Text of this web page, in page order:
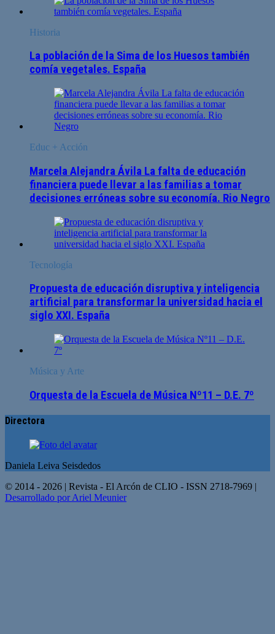
Historia
La población de la Sima de los Huesos también
comía vegetales. España
Educ + Acción
Marcela Alejandra Ávila La falta de educación
financiera puede llevar a las familias a tomar
decisiones erróneas sobre su economía. Rio Negro
Tecnología
Propuesta de educación disruptiva y inteligencia
artificial para transformar la universidad hacia el
siglo XXI. España
Música y Arte
Orquesta de la Escuela de Música Nº11 – D.E. 7º
Directora
Daniela Leiva Seisdedos
© 2014 - 2026 | Revista - El Arcón de CLIO - ISSN 2718-7969 |
Desarrollado por Ariel Meunier